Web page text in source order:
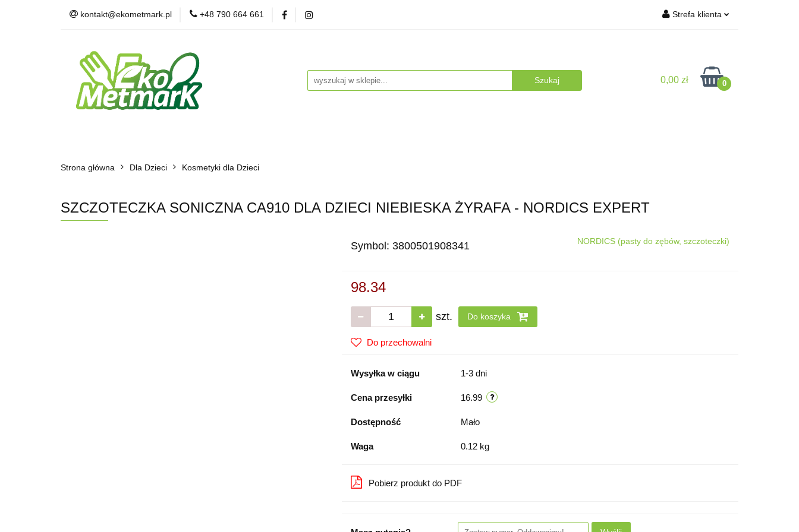
kontakt@ekometmark.pl +48 790 664 661 Strefa klienta
Dodaj zgłoszenie
0,00 zł 0
Dla Zwierząt BLOG POLECAMY
Żywność Ekologiczna Herbaty i Kawy
Witaminy i Suplementy
POLECAMY
Strona główna Dla Dzieci Kosmetyki dla Dzieci
SZCZOTECZKA SONICZNA CA910 DLA DZIECI NIEBIESKA ŻYRAFA - NORDICS EXPERT
Symbol: 3800501908341 NORDICS (pasty do zębów, szczoteczki)
98.34
szt. Do koszyka
Do przechowalni
Wysyłka w ciągu 1-3 dni
Cena przesyłki 16.99
Dostępność Mało
Waga 0.12 kg
Pobierz produkt do PDF